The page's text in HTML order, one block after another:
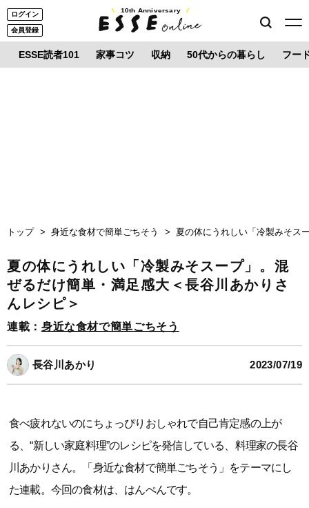
ログイン
会員登録
10th Anniversary
ESSE読者101 家事コツ 収納 50代からの暮らし フー
トップ 身近な食材で簡単ごちそう 夏の体にうれしい「冷製みそス
夏の体にうれしい「冷製みそスープ」。混
ぜるだけ簡単・満足感大＜長谷川あかりさ
んレシピ＞
連載： 身近な食材で簡単ごちそう
長谷川あかり 2023/07/19
食べ疲れないのにちょっぴりおしゃれで自己肯定感の上が
る、“新しい家庭料理”のレシピを発信している、料理家の長谷
川あかりさん。「身近な食材で簡単ごちそう」をテーマにし
た連載。今回の食材は、はんぺんです。